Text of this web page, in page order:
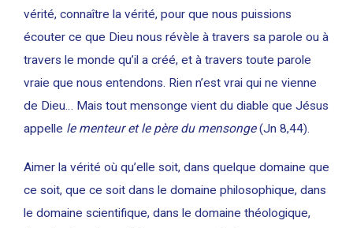
vérité, connaître la vérité, pour que nous puissions
écouter ce que Dieu nous révèle à travers sa parole ou à
travers le monde qu’il a créé, et à travers toute parole
vraie que nous entendons. Rien n’est vrai qui ne vienne
de Dieu… Mais tout mensonge vient du diable que Jésus
appelle le menteur et le père du mensonge(Jn 8,44).
Aimer la vérité où qu’elle soit, dans quelque domaine que
ce soit, que ce soit dans le domaine philosophique, dans
le domaine scientifique, dans le domaine théologique,